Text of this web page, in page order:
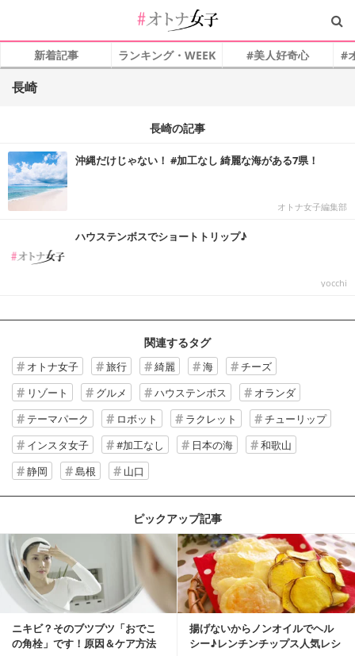
新着記事 ランキング・WEEK #美人好奇心 #
長崎
長崎の記事
沖縄だけじゃない！ #加工なし 綺麗な海がある7県！
オトナ女子編集部
ハウステンボスでショートトリップ♪
yocchi
関連するタグ
オトナ女子 旅行 綺麗 海
チーズ
リゾート
グルメ ハウステンボス
オランダ
テーマパーク
ロボット ラクレット
チューリップ
インスタ女子
#加工なし 日本の海
和歌山
静岡
島根 山口
ピックアップ記事
ニキビ？そのブツブツ「おでこ
の角栓」です！原因＆ケア方法
揚げないからノンオイルでヘル
シー♪レンチンチップス人気レシ